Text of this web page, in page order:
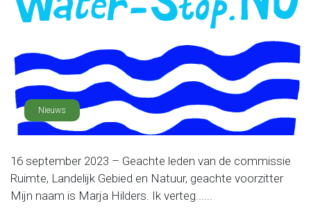
Nieuws
16 september 2023 – Geachte leden van de commissie
Ruimte, Landelijk Gebied en Natuur, geachte voorzitter
Mijn naam is Marja Hilders. Ik verteg......